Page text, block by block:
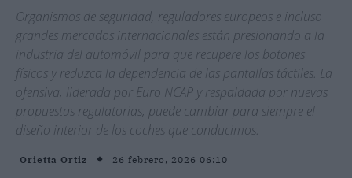
Organismos de seguridad, reguladores europeos e incluso
grandes mercados internacionales están presionando a la
industria del automóvil para que recupere los botones
físicos y reduzca la dependencia de las pantallas táctiles. La
ofensiva, liderada por Euro NCAP y respaldada por nuevas
propuestas regulatorias, puede cambiar para siempre el
diseño interior de los coches que conducimos.
Orietta Ortiz 26 febrero, 2026 06:10